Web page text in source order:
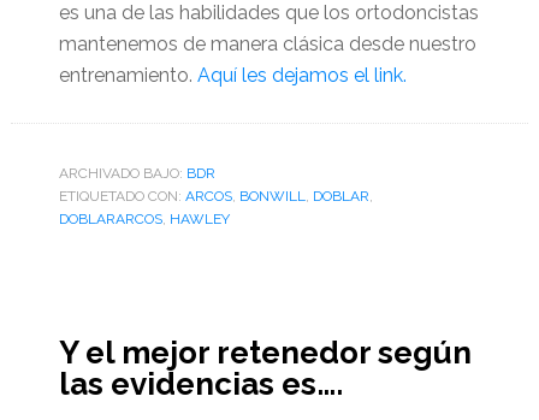
es una de las habilidades que los ortodoncistas
mantenemos de manera clásica desde nuestro
entrenamiento. Aquí les dejamos el link.
ARCHIVADO BAJO: BDR
ETIQUETADO CON: ARCOS, BONWILL, DOBLAR,
DOBLARARCOS, HAWLEY
Y el mejor retenedor según
las evidencias es….